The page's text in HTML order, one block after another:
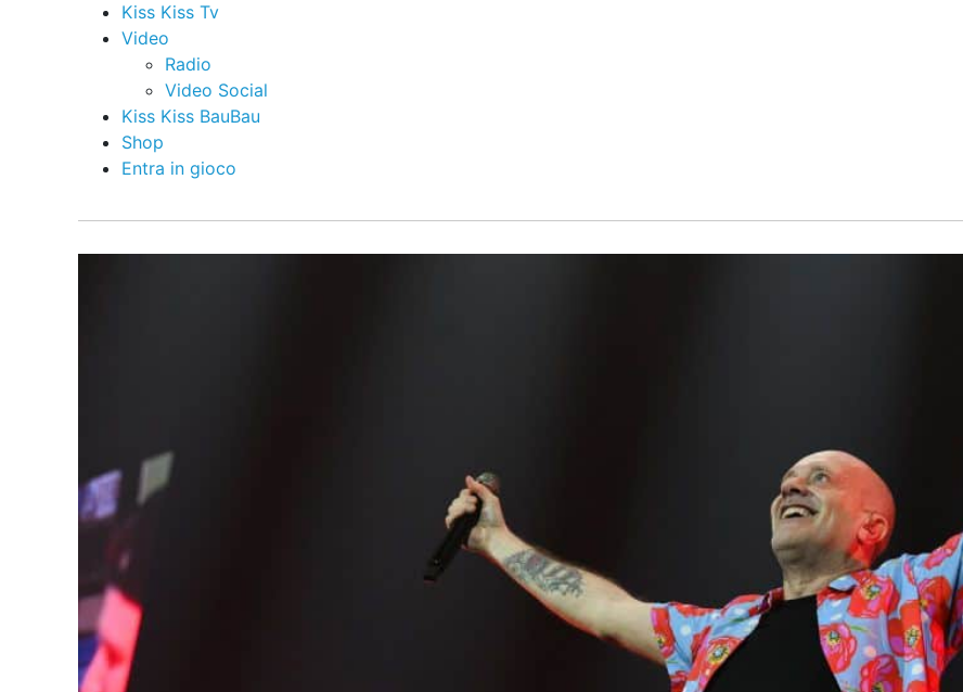
Kiss Kiss Tv
Video
Radio
Video Social
Kiss Kiss BauBau
Shop
Entra in gioco